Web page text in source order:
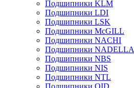
Подшипники KLM
Подшипники LDI
Подшипники LSK
Подшипники McGILL
Подшипники NACHI
Подшипники NADELLA
Подшипники NBS
Подшипники NIS
Подшипники NTL
Подшипники OID